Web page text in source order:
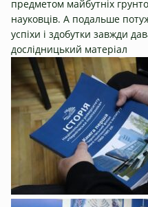
предметом майбутніх
науковців. А подальше
успіхи і здобутки завжди
дослідницький матеріал